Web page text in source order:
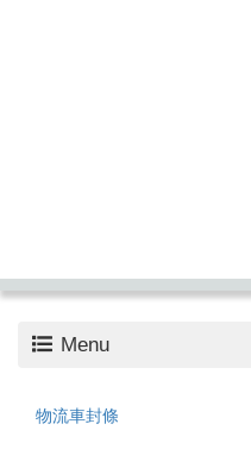
Menu
物流車封條